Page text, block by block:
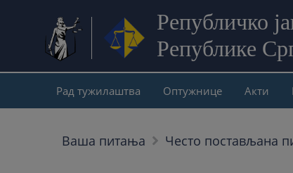
Републичко
Републике
Рад тужилаштва Оптужнице Акти
Ваша питања Често постављана